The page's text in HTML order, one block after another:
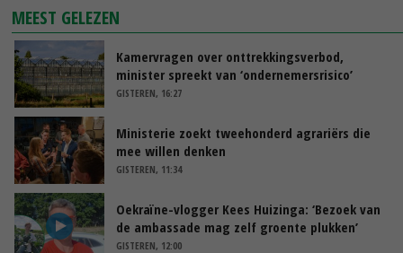
MEEST GELEZEN
Kamervragen over onttrekkingsverbod,
minister spreekt van ‘ondernemersrisico’
GISTEREN, 16:27
Ministerie zoekt tweehonderd agrariërs die
mee willen denken
GISTEREN, 11:34
Oekraïne-vlogger Kees Huizinga: ‘Bezoek van
de ambassade mag zelf groente plukken’
GISTEREN, 12:00